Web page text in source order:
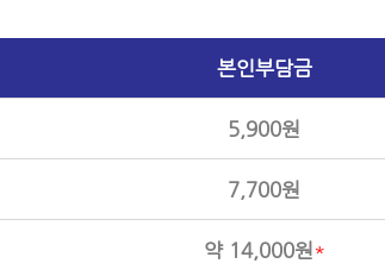
5,900원
7,700원
약 14,000원*
본인부담금